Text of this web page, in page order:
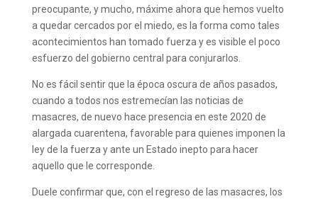
preocupante, y mucho, máxime ahora que hemos vuelto
a quedar cercados por el miedo, es la forma como tales
acontecimientos han tomado fuerza y es visible el poco
esfuerzo del gobierno central para conjurarlos.
No es fácil sentir que la época oscura de años pasados,
cuando a todos nos estremecían las noticias de
masacres, de nuevo hace presencia en este 2020 de
alargada cuarentena, favorable para quienes imponen la
ley de la fuerza y ante un Estado inepto para hacer
aquello que le corresponde.
Duele confirmar que, con el regreso de las masacres, los